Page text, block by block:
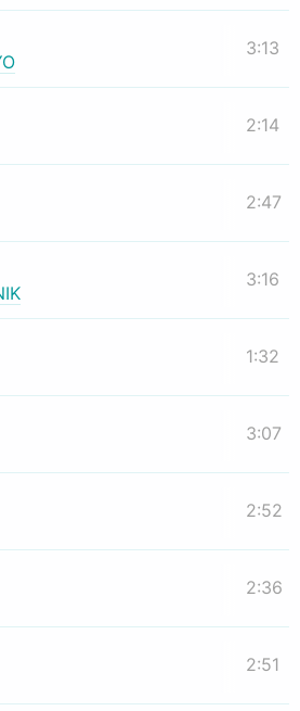
3:13
2:14
2:47
3:16
1:32
3:07
2:52
2:36
2:51